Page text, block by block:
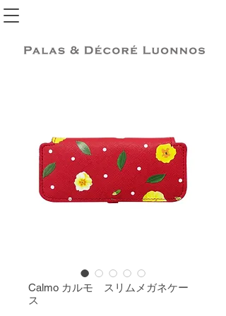
Calmo カルモ スリムメガネケー
ス